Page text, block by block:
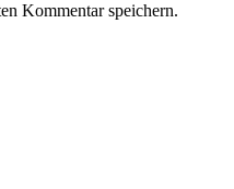
Kommentar speichern.